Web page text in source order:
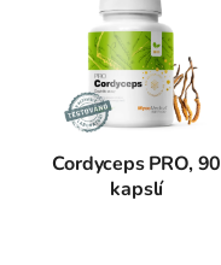
Cordyceps PRO, 90
kapslí